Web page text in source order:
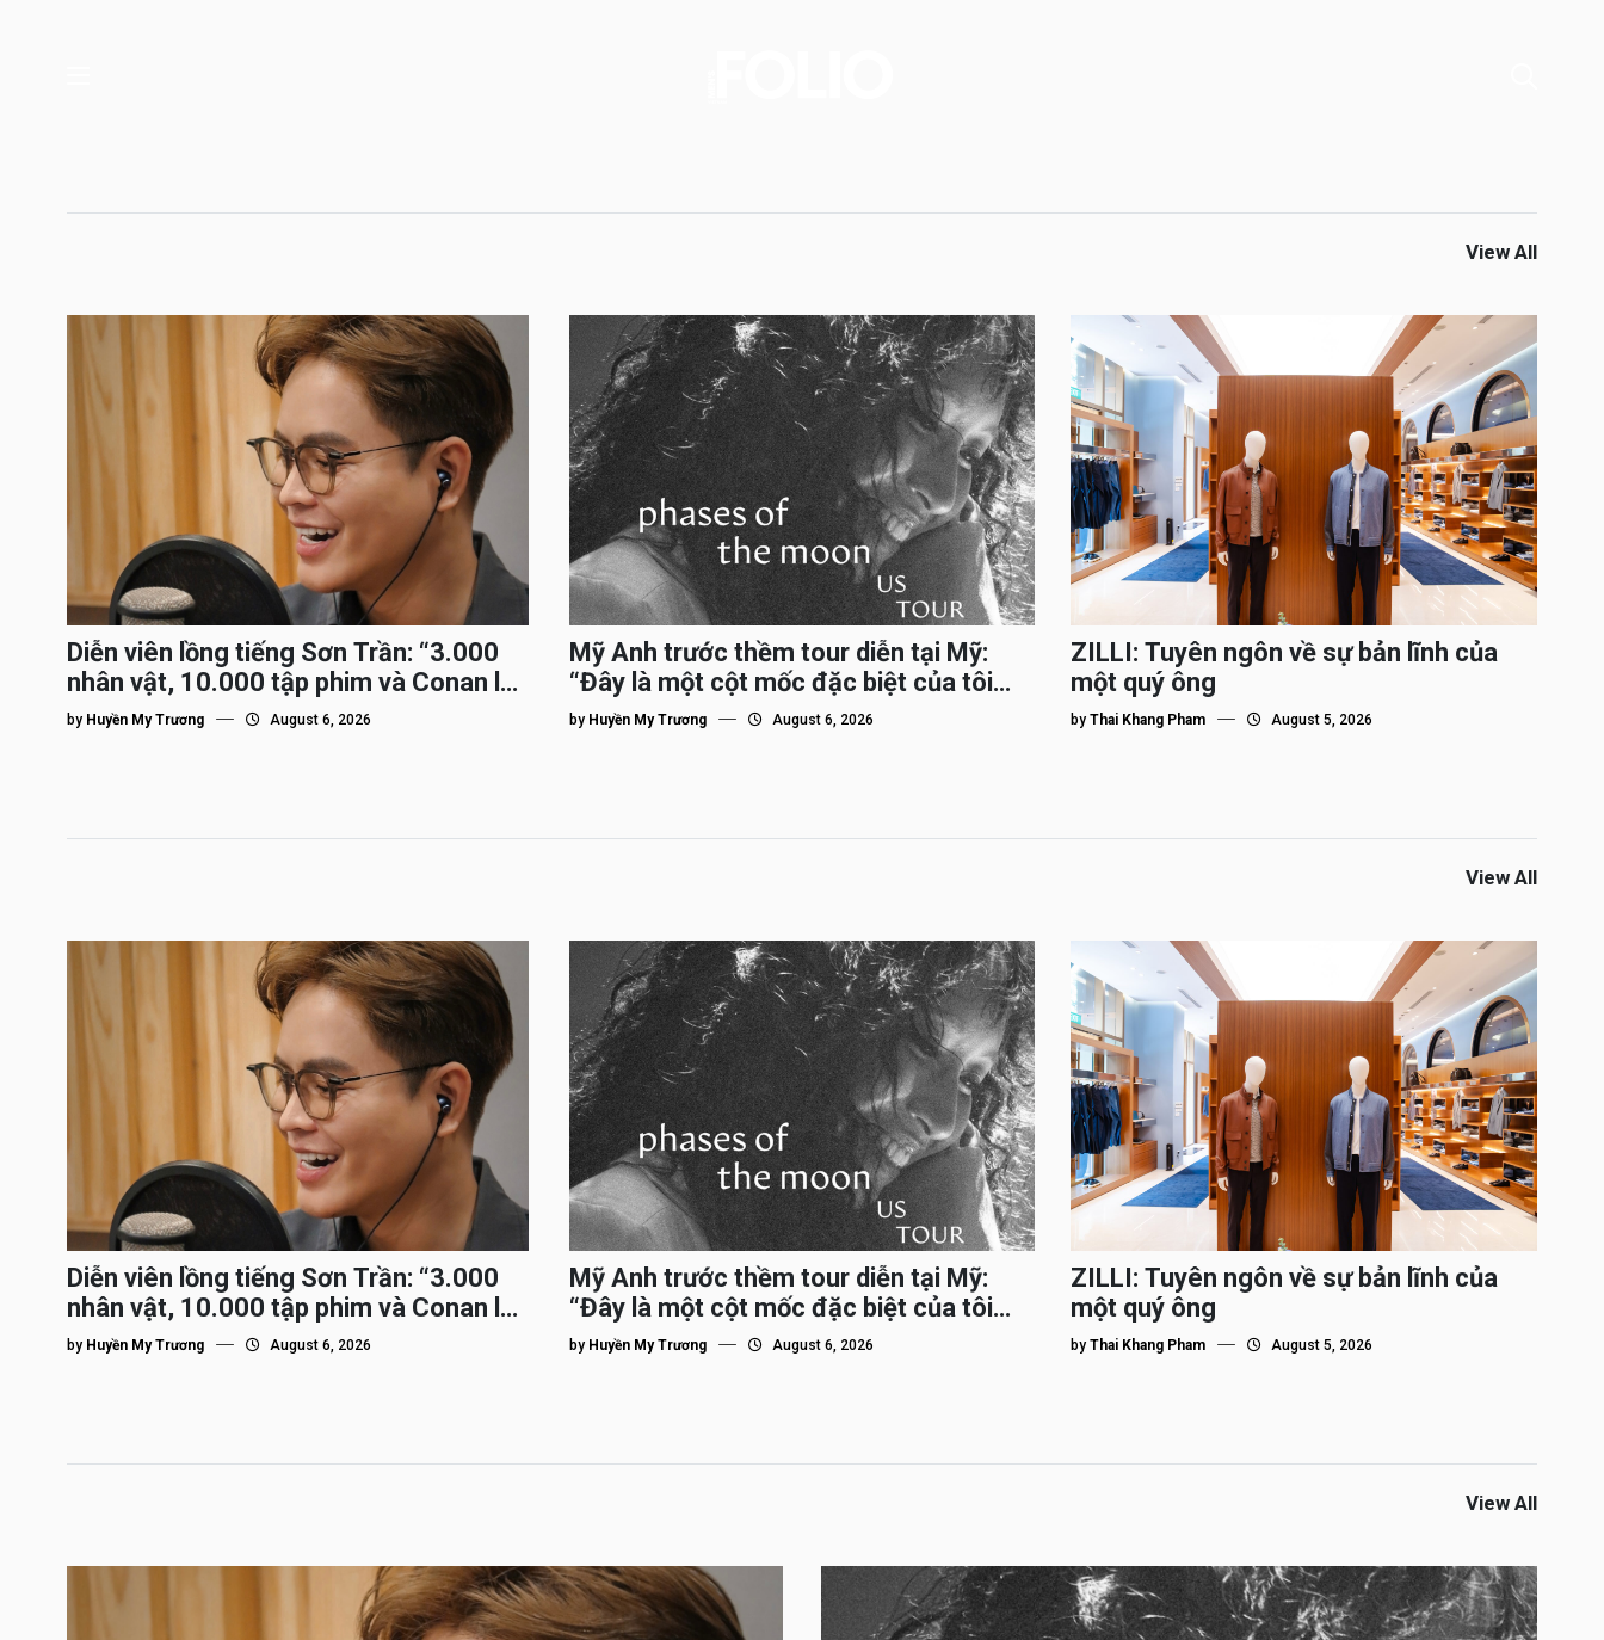
View All
Diễn viên lồng tiếng Sơn Trần: “3.000
nhân vật, 10.000 tập phim và Conan là
nhân vật gắn bó lâu nhất”
by Huyền My Trương August 6, 2026
Mỹ Anh trước thềm tour diễn tại Mỹ:
“Đây là một cột mốc đặc biệt của tôi
trên hành trình đi quốc tế”
by Huyền My Trương August 6, 2026
ZILLI: Tuyên ngôn về sự bản lĩnh của
một quý ông
byThai Khang Pham August 5, 2026
View All
Diễn viên lồng tiếng Sơn Trần: “3.000
nhân vật, 10.000 tập phim và Conan là
nhân vật gắn bó lâu nhất”
by Huyền My Trương August 6, 2026
Mỹ Anh trước thềm tour diễn tại Mỹ:
“Đây là một cột mốc đặc biệt của tôi
trên hành trình đi quốc tế”
by Huyền My Trương August 6, 2026
ZILLI: Tuyên ngôn về sự bản lĩnh của
một quý ông
byThai Khang Pham August 5, 2026
View All